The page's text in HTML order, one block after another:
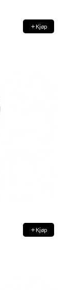
Kjøp
Kjøp